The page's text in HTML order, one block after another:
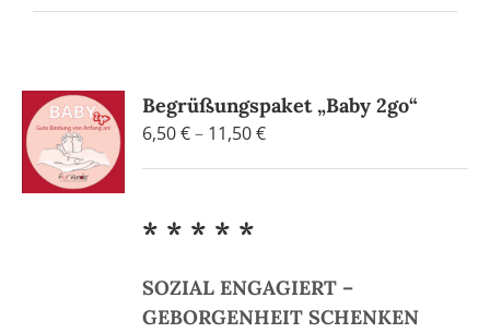
Begrüßungspaket „Baby 2go“
6,50€– 11,50€Preisspanne:
* * * * *
SOZIAL ENGAGIERT –
GEBORGENHEIT SCHENKEN